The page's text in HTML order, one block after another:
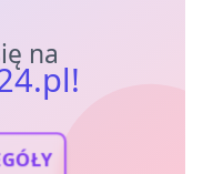
na